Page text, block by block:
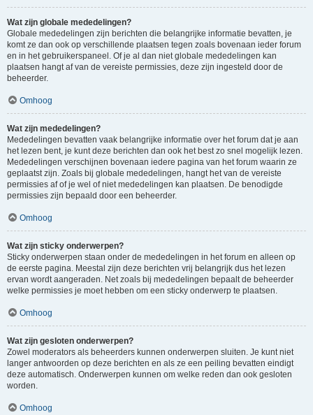
Wat zijn globale mededelingen?
Globale mededelingen zijn berichten die belangrijke informatie bevatten, je
komt ze dan ook op verschillende plaatsen tegen zoals bovenaan ieder forum
en in het gebruikerspaneel. Of je al dan niet globale mededelingen kan
plaatsen hangt af van de vereiste permissies, deze zijn ingesteld door de
beheerder.
Omhoog
Wat zijn mededelingen?
Mededelingen bevatten vaak belangrijke informatie over het forum dat je aan
het lezen bent, je kunt deze berichten dan ook het best zo snel mogelijk lezen.
Mededelingen verschijnen bovenaan iedere pagina van het forum waarin ze
geplaatst zijn. Zoals bij globale mededelingen, hangt het van de vereiste
permissies af of je wel of niet mededelingen kan plaatsen. De benodigde
permissies zijn bepaald door een beheerder.
Omhoog
Wat zijn sticky onderwerpen?
Sticky onderwerpen staan onder de mededelingen in het forum en alleen op
de eerste pagina. Meestal zijn deze berichten vrij belangrijk dus het lezen
ervan wordt aangeraden. Net zoals bij mededelingen bepaalt de beheerder
welke permissies je moet hebben om een sticky onderwerp te plaatsen.
Omhoog
Wat zijn gesloten onderwerpen?
Zowel moderators als beheerders kunnen onderwerpen sluiten. Je kunt niet
langer antwoorden op deze berichten en als ze een peiling bevatten eindigt
deze automatisch. Onderwerpen kunnen om welke reden dan ook gesloten
worden.
Omhoog